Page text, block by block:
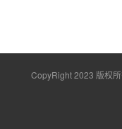
CopyRight 2023 版权